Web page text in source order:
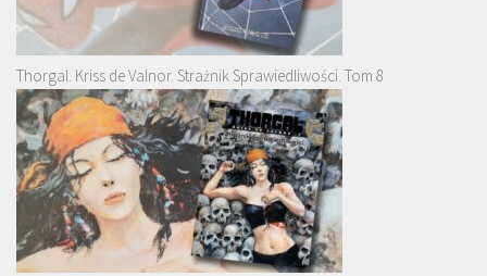
Thorgal. Kriss de Valnor. Strażnik Sprawiedliwości. Tom 8